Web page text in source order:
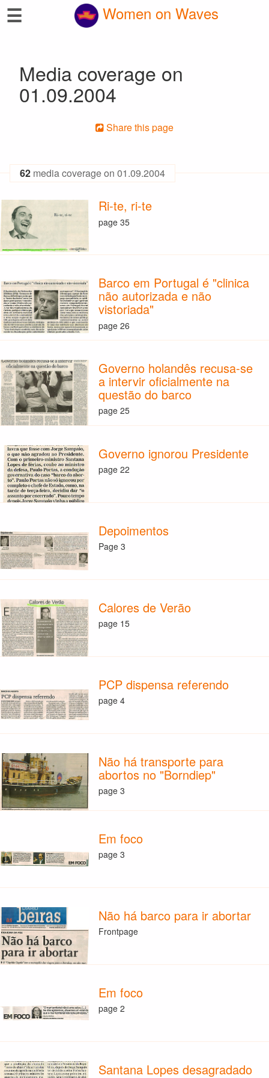
☰ Women on Waves
Media coverage on
01.09.2004
Share this page
62 media coverage on 01.09.2004
Ri-te, ri-te
page 35
Barco em Portugal é "clinica
não autorizada e não
vistoriada"
page 26
Governo holandês recusa-se
a intervir oficialmente na
questão do barco
page 25
Governo ignorou Presidente
page 22
Depoimentos
Page 3
Calores de Verão
page 15
PCP dispensa referendo
page 4
Não há transporte para
abortos no "Borndiep"
page 3
Em foco
page 3
Não há barco para ir abortar
Frontpage
Em foco
page 2
Santana Lopes desagradado